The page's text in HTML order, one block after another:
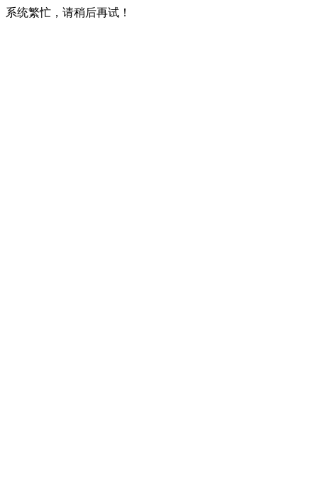
系统繁忙，请稍后再试！